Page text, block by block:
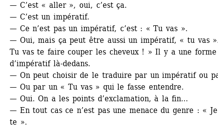
— C’est « aller », oui, c’est ça.
— C’est un impératif.
— Ce n’est pas un impératif, c’est : « Tu vas ».
— Oui, mais ça peut être aussi un impératif, « tu vas
Tu vas te faire couper les cheveux ! » Il y a une forme
d’impératif là-dedans.
— On peut choisir de le traduire par un impératif ou
— Ou par un « Tu vas » qui le fasse entendre.
— Oui. On a les points d’exclamation, à la fin…
— En tout cas ce n’est pas une menace du genre : «
te ».